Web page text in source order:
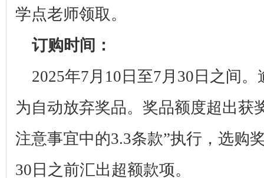
学点老师领取。
订购时间：
2025年7月 10 日至7月 30 日之间
为自动放弃奖品。奖品额度超出获
注意事宜中的3.3条款”执行，选购
30 日之前汇出超额款项。